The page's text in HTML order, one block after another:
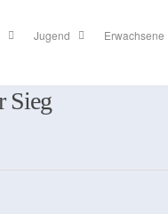
Jugend Erwachsene
Sieg